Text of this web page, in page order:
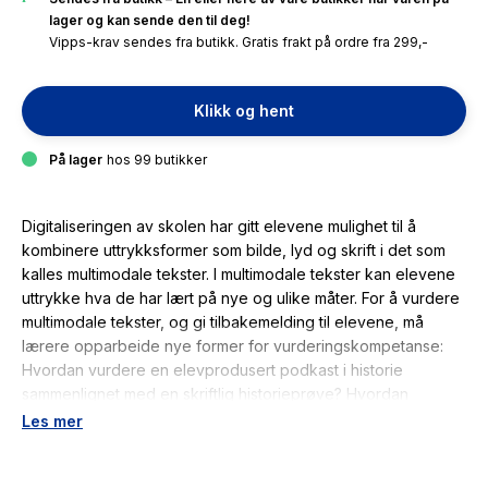
lager og kan sende den til deg!
Vipps-krav sendes fra butikk. Gratis frakt på ordre fra 299,-
Klikk og hent
På lager hos 99 butikker
Digitaliseringen av skolen har gitt elevene mulighet til å
kombinere uttrykksformer som bilde, lyd og skrift i det som
kalles multimodale tekster. I multimodale tekster kan elevene
uttrykke hva de har lært på nye og ulike måter. For å vurdere
multimodale tekster, og gi tilbakemelding til elevene, må
lærere opparbeide nye former for vurderingskompetanse:
Hvordan vurdere en elevprodusert podkast i historie
sammenlignet med en skriftlig historieprøve? Hvordan
vurdere en elevprodusert video i matematikk som viser
Les mer